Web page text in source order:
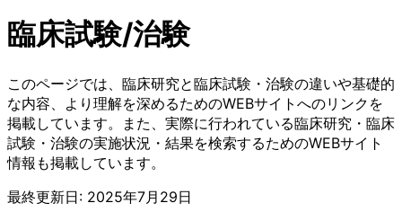
臨床試験/治験
このページでは、臨床研究と臨床試験・治験の違いや基礎的
な内容、より理解を深めるためのWEBサイトへのリンクを
掲載しています。また、実際に行われている臨床研究・臨床
試験・治験の実施状況・結果を検索するためのWEBサイト
情報も掲載しています。
最終更新日: 2025年7月29日